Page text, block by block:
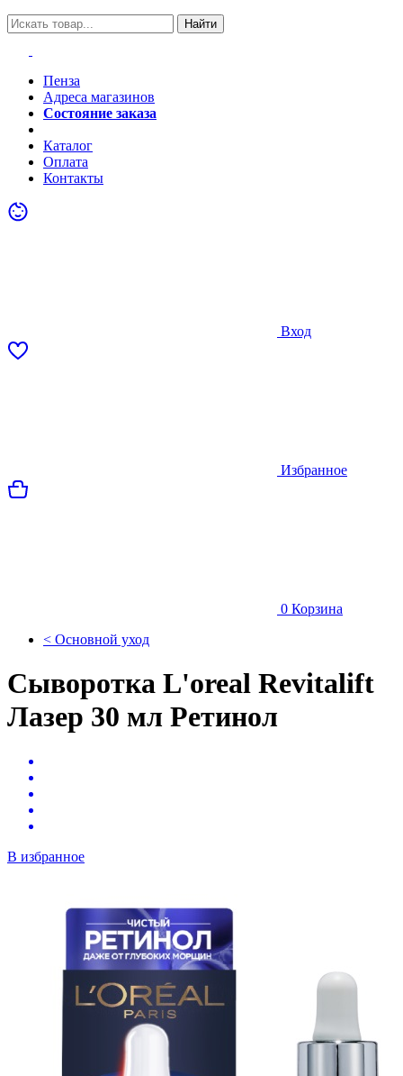
Найти
Пенза
Адреса магазинов
Состояние заказа
Каталог
Оплата
Контакты
Вход
Избранное
0 Корзина
< Основной уход
Сыворотка L'oreal Revitalift
Лазер 30 мл Ретинол
В избранное